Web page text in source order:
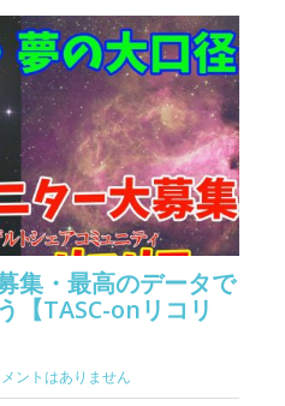
集・最高のデータで
【TASC-onリコリ
ントはありません